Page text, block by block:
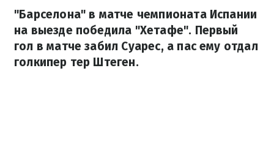
"Барселона" в матче чемпионата Испании
на выезде победила "Хетафе". Первый
гол в матче забил Суарес, а пас ему отдал
голкипер тер Штеген.